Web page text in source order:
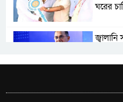
ঘরের
ঢাকা